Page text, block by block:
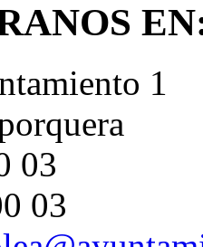
1
03
03